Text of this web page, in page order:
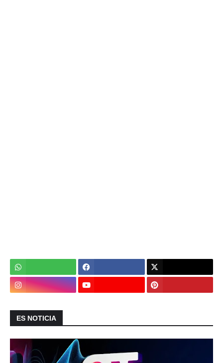
ES NOTICIA